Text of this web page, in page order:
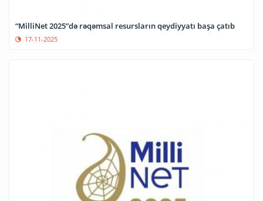
“MilliNet 2025”də rəqəmsal resursların qeydiyyatı başa çatıb
17-11-2025